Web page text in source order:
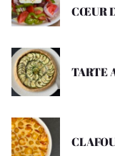
CŒUR
TARTE